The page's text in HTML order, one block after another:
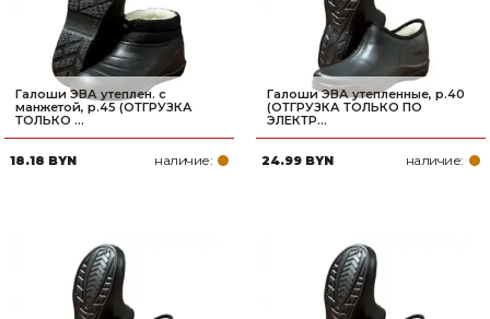
Галоши ЭВА утеплен. с
манжетой, р.45 (ОТГРУЗКА
ТОЛЬКО ...
18.18 BYN наличие:
Галоши ЭВА утепленные, р.40
(ОТГРУЗКА ТОЛЬКО ПО
ЭЛЕКТР...
24.99 BYN наличие: